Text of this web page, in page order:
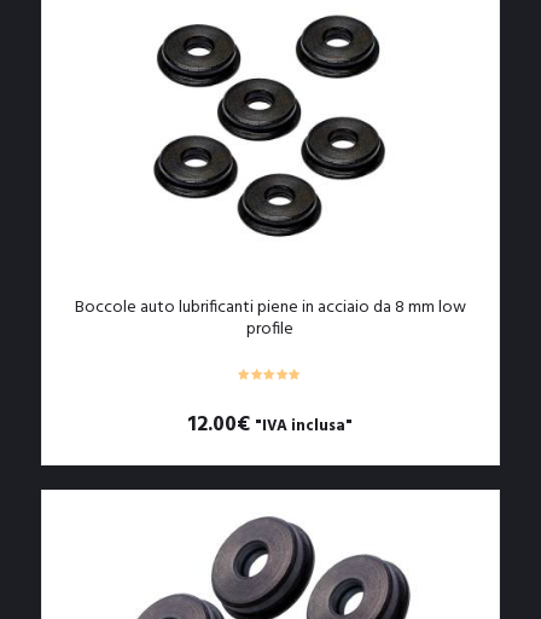
Boccole auto lubrificanti piene in acciaio da 8 mm low
profile
12.00€ "IVA inclusa"